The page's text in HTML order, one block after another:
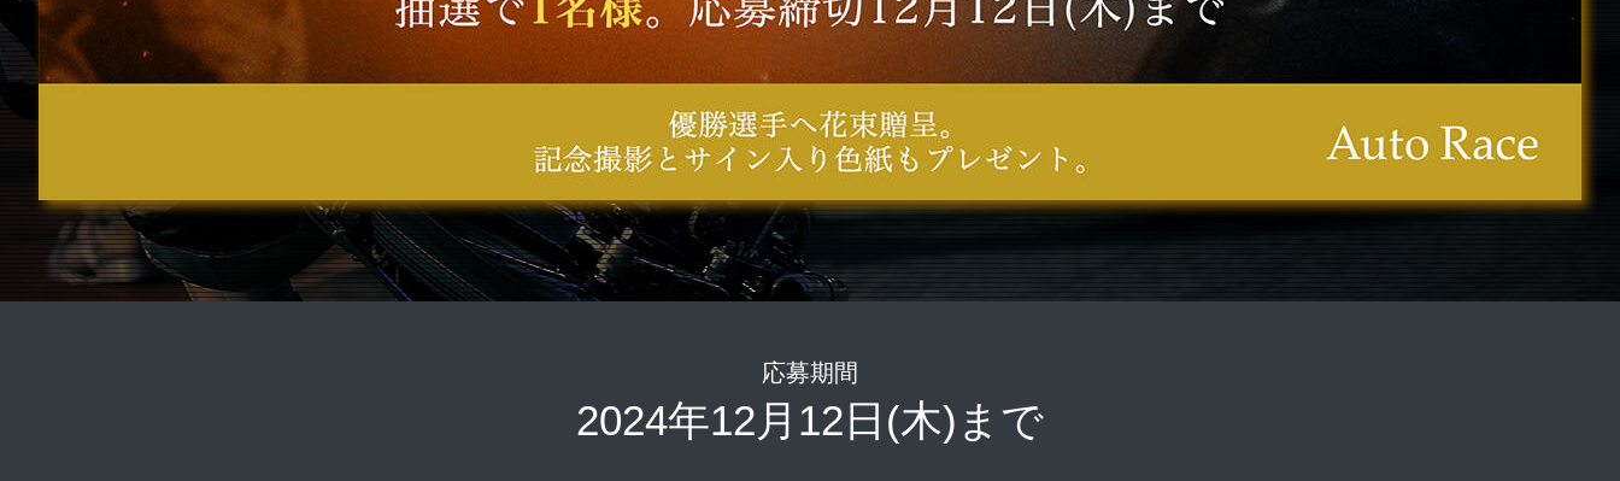
応募期間
2024年12月12日(木)まで